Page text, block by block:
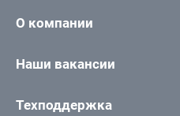
О компании
Наши вакансии
Техподдержка